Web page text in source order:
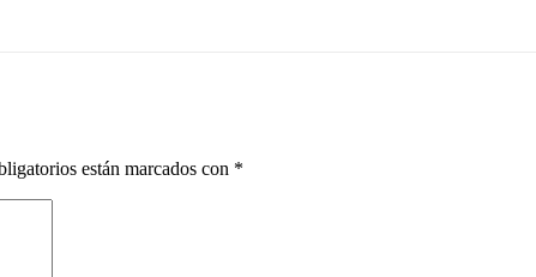
están marcados con *